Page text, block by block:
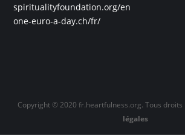
spiritualityfoundation.org/en
one-euro-a-day.ch/fr/
Copyright © 2020 fr.heartfulness.org. Tous droits
légales